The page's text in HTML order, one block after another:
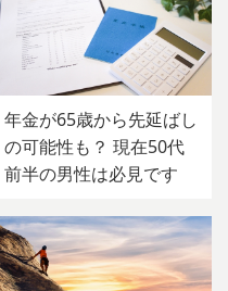
年金が65歳から先延ばし
の可能性も？ 現在50代
前半の男性は必見です